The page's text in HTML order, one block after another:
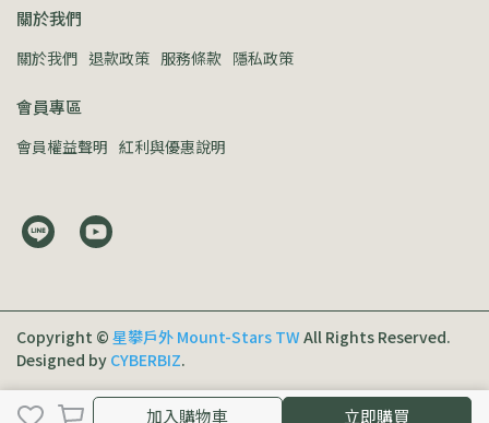
加入購物車
加入購物車 立即購買
關於我們
關於我們 退款政策 服務條款 隱私政策
會員專區
會員權益聲明 紅利與優惠說明
Copyright © 星攀戶外 Mount-Stars TW All Rights Reserved.
Designed by CYBERBIZ.